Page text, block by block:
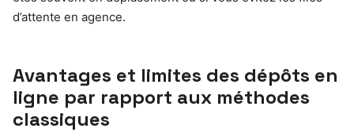
d’attente en agence.
Avantages et limites des dépôts en
ligne par rapport aux méthodes
classiques